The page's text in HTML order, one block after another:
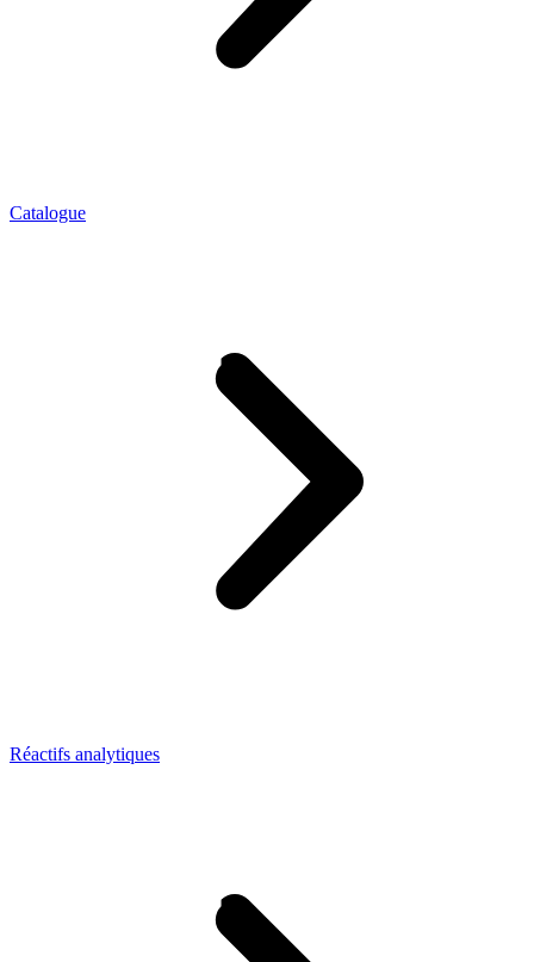
Catalogue
Réactifs analytiques